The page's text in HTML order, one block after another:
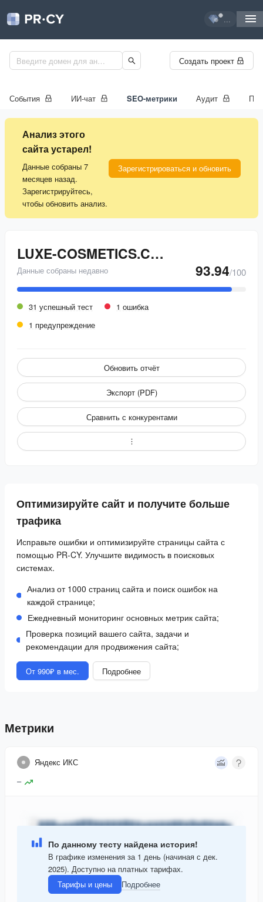
...
Создать проект
События ИИ-чат SEO-метрики Аудит
Анализ этого
сайта устарел!
Данные собраны 7
месяцев назад.
Зарегистрируйтесь,
чтобы обновить анализ.
Зарегистрироваться и обновить
LUXE-COSMETICS.COM
Данные собраны недавно 93.94/100
31 успешный тест
1 ошибка
1 предупреждение
Обновить отчёт
Экспорт (PDF)
Сравнить с конкурентами
Оптимизируйте сайт и получите больше
трафика
Исправьте ошибки и оптимизируйте страницы сайта с
помощью PR-CY. Улучшите видимость в поисковых
системах.
Анализ от 1000 страниц сайта и поиск ошибок на
каждой странице;
Ежедневный мониторинг основных метрик сайта;
Проверка позиций вашего сайта, задачи и
рекомендации для продвижения сайта;
От 990₽ в мес. Подробнее
Метрики
Яндекс ИКС
–
По данному тесту найдена история!
В графике изменения за 1 день (начиная с дек.
2025). Доступно на платных тарифах.
Тарифы и цены
Подробнее